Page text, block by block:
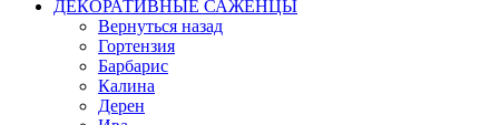
ДЕКОРАТИВНЫЕ САЖЕНЦЫ
Вернуться назад
Гортензия
Барбарис
Калина
Дерен